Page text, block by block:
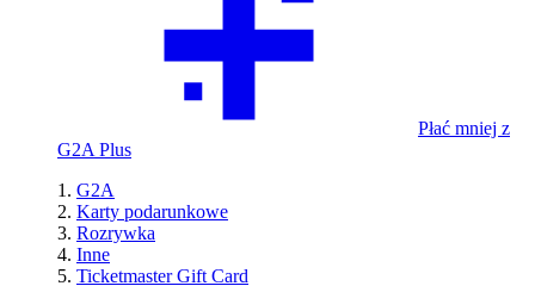
Płać mniej z
G2A Plus
G2A
Karty podarunkowe
Rozrywka
Inne
Ticketmaster Gift Card